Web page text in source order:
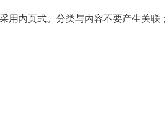
内页式。分类与内容不要产生关联；